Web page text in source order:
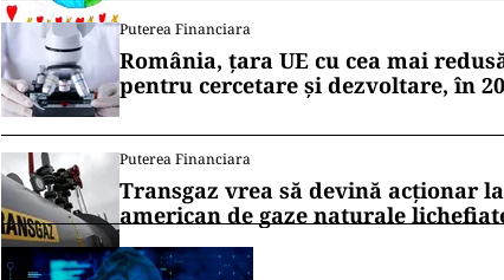
Puterea Financiara
România, țara UE cu cea mai
pentru cercetare și dezvoltare, în
Puterea Financiara
Transgaz vrea să devină acționar
american de gaze naturale